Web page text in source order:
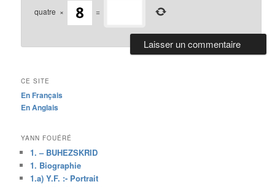
quatre × =
CE SITE
En Français
En Anglais
YANN FOUÉRÉ
1. – BUHEZSKRID
1. Biographie
1.a) Y.F. :- Portrait